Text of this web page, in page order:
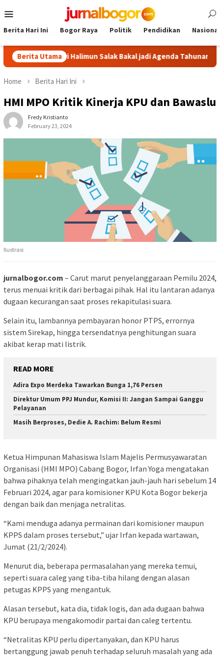
to
Menu
Berita Hari Ini Bogor Raya Politik Pendidikan Nasional
Berita Utama
Halimun Salak Bakal jadi Agenda Tahunan
Home Berita Hari Ini
HMI MPO Kritik Kinerja KPU dan Bawaslu
Fredy Kristianto
February 23, 2024
Ilustrasi
jurnalbogor.com – Carut marut penyelanggaraan Pemilu 2024,
terus menuai kritik dari berbagai pihak. Hal itu lantaran adanya
dugaan kecurangan saat proses rekapitulasi suara.
Selain itu, lambannya pembayaran honor PTPS, errornya
sistem Sirekap, hingga tersendatnya penghitungan suara
akibat kerap mati listrik.
READ MORE
Adira Expo Merdeka Tawarkan Bunga 1,76 Persen
Direktur Umum PPJ Mundur, Komisi II: Jangan Sampai Ganggu
Pelayanan
Masih Berproses, Dedie A. Rachim: Belum Resmi
Ketua Himpunan Mahasiswa Islam Majelis Permusyawaratan
Organisasi (HMI MPO) Cabang Bogor, Irfan Yoga mengatakan
bahwa pihaknya telah mengingatkan jauh-jauh hari sebelum 14
Februari 2024, agar para komisioner KPU Kota Bogor bekerja
dengan baik dan menjaga netralitas.
“Kami menduga adanya permainan dari komisioner maupun
KPPS dalam proses tersebut,” ujar Irfan kepada wartawan,
Jumat (21/2/2024).
Menurut dia, beberapa permasalahan yang mereka temui,
seperti suara caleg yang tiba-tiba hilang dengan alasan
petugas KPPS yang mengantuk.
Alasan tersebut, kata dia, tidak logis, dan ada dugaan bahwa
KPU berupaya mengakomodir partai dan caleg tertentu.
“Netralitas KPU perlu dipertanyakan, dan KPU harus
bertanggung jawab penuh terhadap seluruh masalah yang ada